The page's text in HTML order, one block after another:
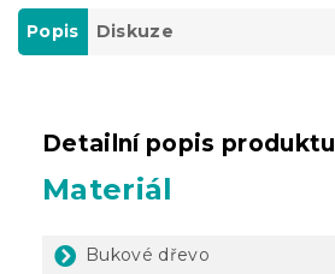
Popis Diskuze
Detailní popis produktu
Materiál
Bukové dřevo